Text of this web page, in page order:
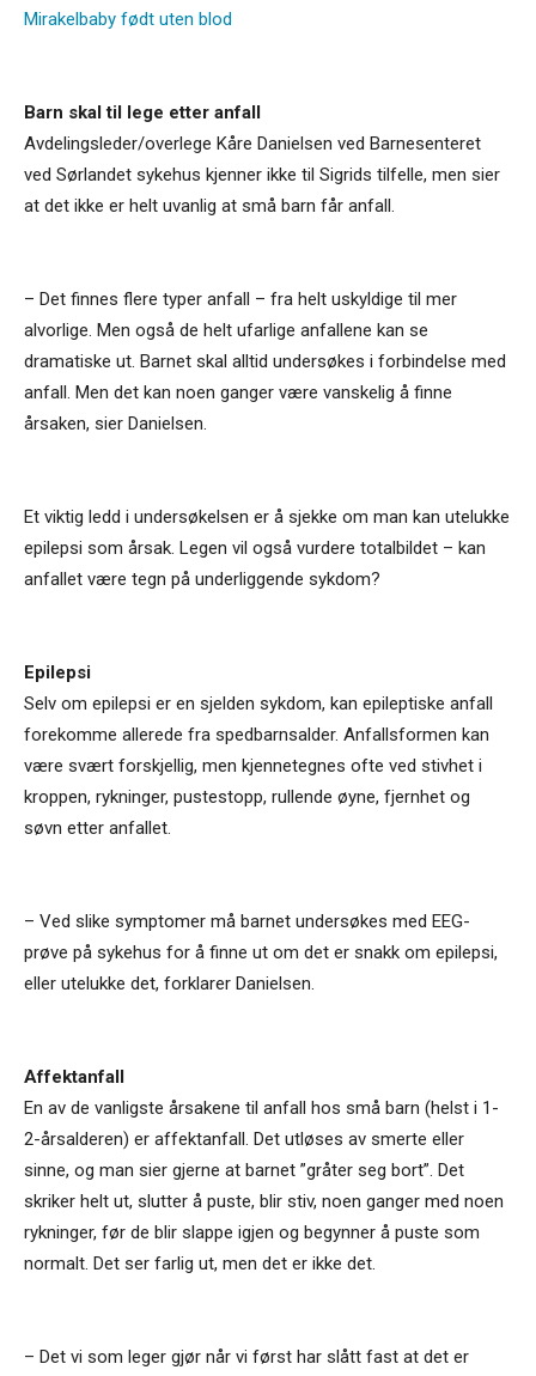
Mirakelbaby født uten blod
Barn skal til lege etter anfall
Avdelingsleder/overlege Kåre Danielsen ved Barnesenteret
ved Sørlandet sykehus kjenner ikke til Sigrids tilfelle, men sier
at det ikke er helt uvanlig at små barn får anfall.
– Det finnes flere typer anfall – fra helt uskyldige til mer
alvorlige. Men også de helt ufarlige anfallene kan se
dramatiske ut. Barnet skal alltid undersøkes i forbindelse med
anfall. Men det kan noen ganger være vanskelig å finne
årsaken, sier Danielsen.
Et viktig ledd i undersøkelsen er å sjekke om man kan utelukke
epilepsi som årsak. Legen vil også vurdere totalbildet – kan
anfallet være tegn på underliggende sykdom?
Epilepsi
Selv om epilepsi er en sjelden sykdom, kan epileptiske anfall
forekomme allerede fra spedbarnsalder. Anfallsformen kan
være svært forskjellig, men kjennetegnes ofte ved stivhet i
kroppen, rykninger, pustestopp, rullende øyne, fjernhet og
søvn etter anfallet.
– Ved slike symptomer må barnet undersøkes med EEG-
prøve på sykehus for å finne ut om det er snakk om epilepsi,
eller utelukke det, forklarer Danielsen.
Affektanfall
En av de vanligste årsakene til anfall hos små barn (helst i 1-
2-årsalderen) er affektanfall. Det utløses av smerte eller
sinne, og man sier gjerne at barnet ”gråter seg bort”. Det
skriker helt ut, slutter å puste, blir stiv, noen ganger med noen
rykninger, før de blir slappe igjen og begynner å puste som
normalt. Det ser farlig ut, men det er ikke det.
– Det vi som leger gjør når vi først har slått fast at det er